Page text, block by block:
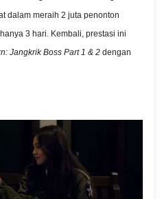
dalam meraih 2 juta penonton
3 hari. Kembali, prestasi ini
Jangkrik Boss Part 1 & 2 dengan